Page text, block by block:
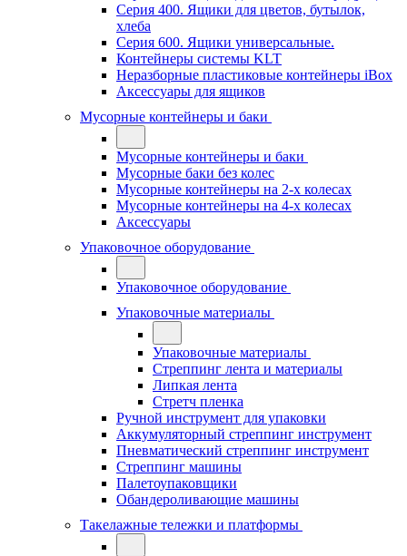
Серия 400. Ящики для цветов, бутылок,
хлеба
Серия 600. Ящики универсальные.
Контейнеры системы KLT
Неразборные пластиковые контейнеры iBox
Аксессуары для ящиков
Мусорные контейнеры и баки
Мусорные контейнеры и баки
Мусорные баки без колес
Мусорные контейнеры на 2-х колесах
Мусорные контейнеры на 4-х колесах
Аксессуары
Упаковочное оборудование
Упаковочное оборудование
Упаковочные материалы
Упаковочные материалы
Стреппинг лента и материалы
Липкая лента
Стретч пленка
Ручной инструмент для упаковки
Аккумуляторный стреппинг инструмент
Пневматический стреппинг инструмент
Стреппинг машины
Палетоупаковщики
Обандероливающие машины
Такелажные тележки и платформы